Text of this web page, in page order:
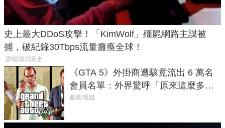
史上最大DDoS攻擊！「KimWolf」殭屍網路主謀被
捕，破紀錄30Tbps流量癱瘓全球！
雲端/資訊安全
《GTA 5》外掛商遭駭竟流出 6 萬名
會員名單：外界驚呼「原來這麼多人
在開掛！」
遊戲/電競